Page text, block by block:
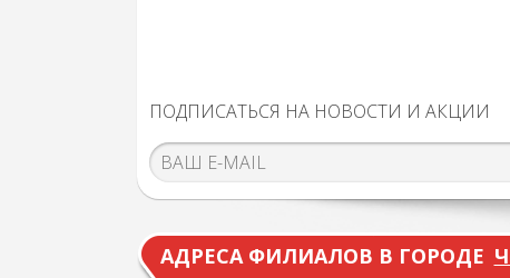
ПОДПИСАТЬСЯ НА НОВОСТИ И АКЦИИ
АДРЕСА ФИЛИАЛОВ В ГОРОДЕ